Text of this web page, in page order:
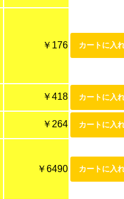
￥176
￥418
￥264
￥6490